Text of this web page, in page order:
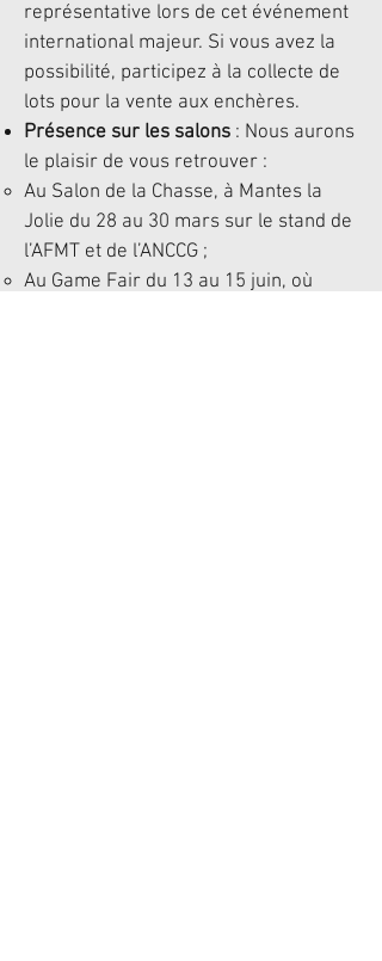
représentative lors de cet événement
international majeur. Si vous avez la
possibilité, participez à la collecte de
lots pour la vente aux enchères.
Présence sur les salons : Nous aurons
le plaisir de vous retrouver :
Au Salon de la Chasse, à Mantes la
Jolie du 28 au 30 mars sur le stand de
l’AFMT et de l’ANCCG ;
Au Game Fair du 13 au 15 juin, où